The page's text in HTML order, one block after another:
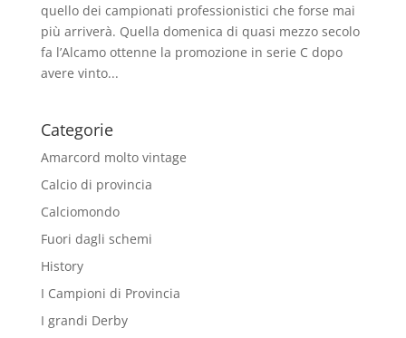
quello dei campionati professionistici che forse mai
più arriverà. Quella domenica di quasi mezzo secolo
fa l’Alcamo ottenne la promozione in serie C dopo
avere vinto...
Categorie
Amarcord molto vintage
Calcio di provincia
Calciomondo
Fuori dagli schemi
History
I Campioni di Provincia
I grandi Derby